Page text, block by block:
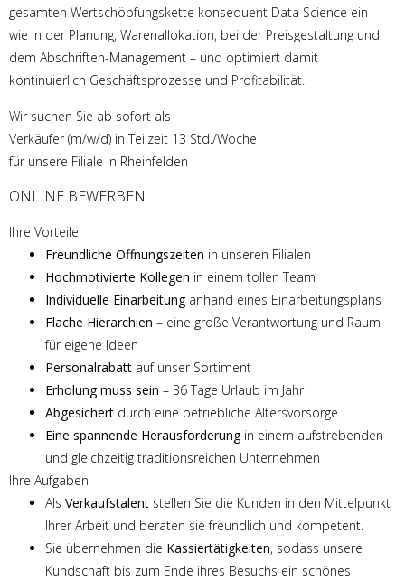
gesamten Wertschöpfungskette konsequent Data Science ein –
wie in der Planung, Warenallokation, bei der Preisgestaltung und
dem Abschriften-Management – und optimiert damit
kontinuierlich Geschäftsprozesse und Profitabilität.
Wir suchen Sie ab sofort als
Verkäufer (m/w/d) in Teilzeit 13 Std./Woche
für unsere Filiale in Rheinfelden
ONLINE BEWERBEN
Ihre Vorteile
Freundliche Öffnungszeiten in unseren Filialen
Hochmotivierte Kollegen in einem tollen Team
Individuelle Einarbeitunganhand eines Einarbeitungsplans
Flache Hierarchien – eine große Verantwortung und Raum
für eigene Ideen
Personalrabatt auf unser Sortiment
Erholung muss sein – 36 Tage Urlaub im Jahr
Abgesichert durch eine betriebliche Altersvorsorge
Eine spannende Herausforderungin einem aufstrebenden
und gleichzeitig traditionsreichen Unternehmen
Ihre Aufgaben
Als Verkaufstalent stellen Sie die Kunden in den Mittelpunkt
Ihrer Arbeit und beraten sie freundlich und kompetent.
Sie übernehmen die Kassiertätigkeiten, sodass unsere
Kundschaft bis zum Ende ihres Besuchs ein schönes